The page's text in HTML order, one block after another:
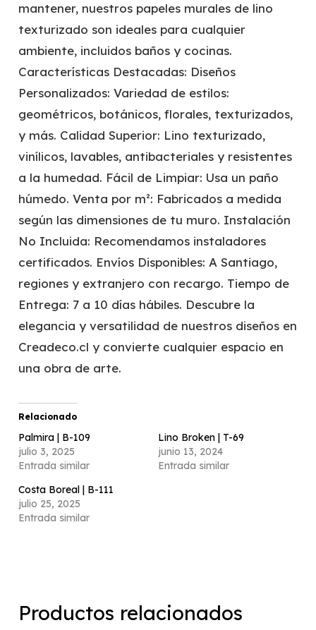
mantener, nuestros papeles murales de lino
texturizado son ideales para cualquier
ambiente, incluidos baños y cocinas.
Características Destacadas: Diseños
Personalizados: Variedad de estilos:
geométricos, botánicos, florales, texturizados,
y más. Calidad Superior: Lino texturizado,
vinílicos, lavables, antibacteriales y resistentes
a la humedad. Fácil de Limpiar: Usa un paño
húmedo. Venta por m²: Fabricados a medida
según las dimensiones de tu muro. Instalación
No Incluida: Recomendamos instaladores
certificados. Envíos Disponibles: A Santiago,
regiones y extranjero con recargo. Tiempo de
Entrega: 7 a 10 días hábiles. Descubre la
elegancia y versatilidad de nuestros diseños en
Creadeco.cl y convierte cualquier espacio en
una obra de arte.
Relacionado
Palmira | B-109
julio 3, 2025
Entrada similar
Lino Broken | T-69
junio 13, 2024
Entrada similar
Costa Boreal | B-111
julio 25, 2025
Entrada similar
Productos relacionados